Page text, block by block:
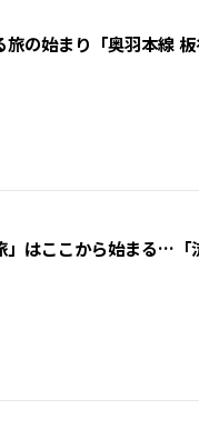
の始まり「奥羽本線 板
」はここから始まる…